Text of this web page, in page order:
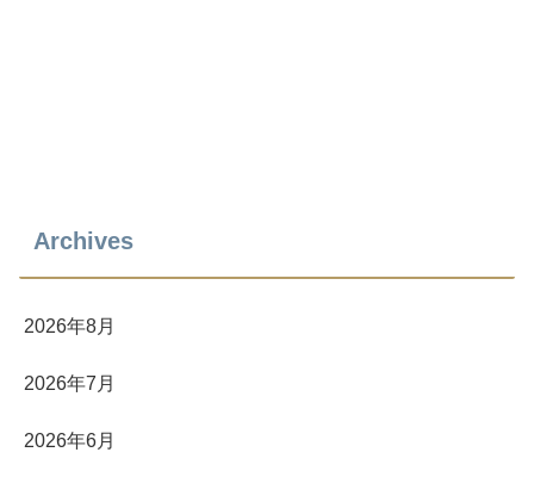
Archives
2026年8月
2026年7月
2026年6月